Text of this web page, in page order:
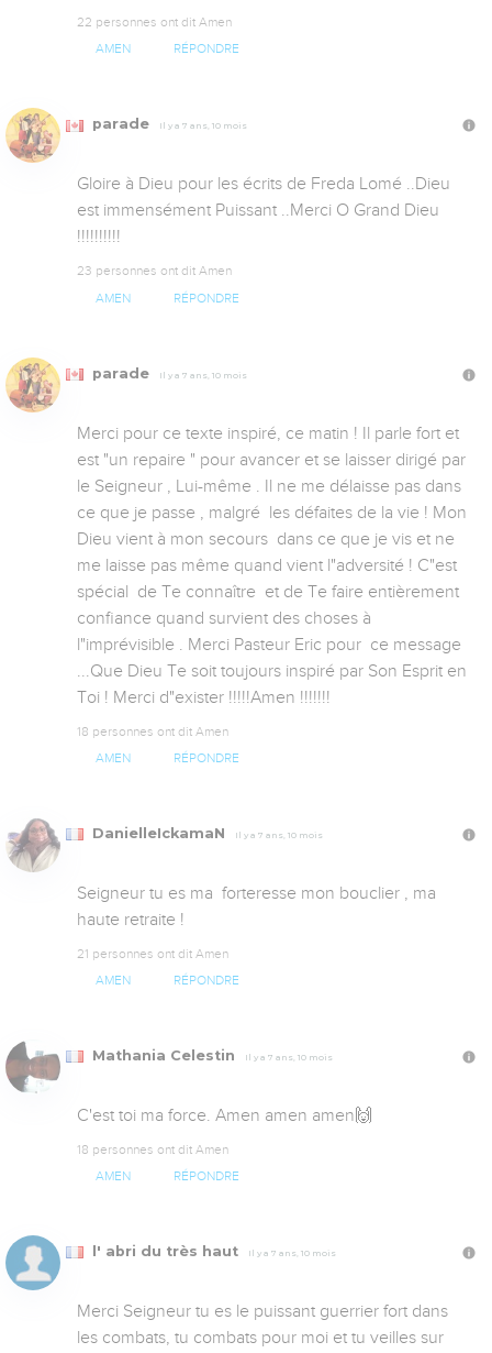
22 personnes ont dit Amen
AMEN RÉPONDRE
parade Il y a 7 ans, 10 mois
Gloire à Dieu pour les écrits de Freda Lomé ..Dieu
est immensément Puissant ..Merci O Grand Dieu
!!!!!!!!!!
23 personnes ont dit Amen
AMEN RÉPONDRE
parade Il y a 7 ans, 10 mois
Merci pour ce texte inspiré, ce matin ! Il parle fort et
est "un repaire " pour avancer et se laisser dirigé par
le Seigneur , Lui-même . Il ne me délaisse pas dans
ce que je passe , malgré  les défaites de la vie ! Mon
Dieu vient à mon secours  dans ce que je vis et ne
me laisse pas même quand vient l"adversité ! C"est
spécial  de Te connaître  et de Te faire entièrement
confiance quand survient des choses à
l"imprévisible . Merci Pasteur Eric pour  ce message
...Que Dieu Te soit toujours inspiré par Son Esprit en
Toi ! Merci d"exister !!!!!Amen !!!!!!!
18 personnes ont dit Amen
AMEN RÉPONDRE
DanielleIckamaN Il y a 7 ans, 10 mois
Seigneur tu es ma  forteresse mon bouclier , ma
haute retraite !
21 personnes ont dit Amen
AMEN RÉPONDRE
Mathania Celestin Il y a 7 ans, 10 mois
C'est toi ma force. Amen amen amen🙌
18 personnes ont dit Amen
AMEN RÉPONDRE
l' abri du très haut Il y a 7 ans, 10 mois
Merci Seigneur tu es le puissant guerrier fort dans
les combats, tu combats pour moi et tu veilles sur